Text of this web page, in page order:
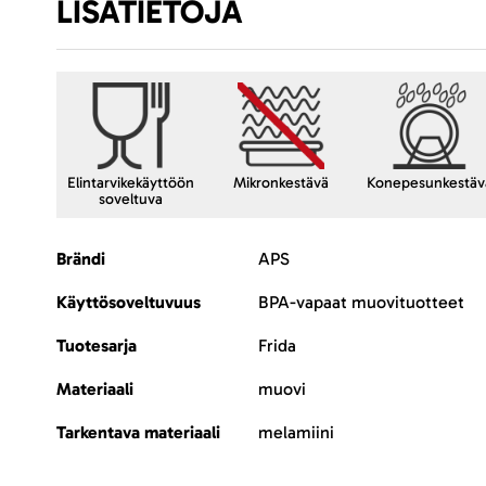
LISÄTIETOJA
Elintarvikekäyttöön
soveltuva
Mikronkestävä
Lisätietoja
Brändi APS
Käyttösoveltuvuus BPA-vapaat muovituotteet
Tuotesarja Frida
Materiaali muovi
Tarkentava materiaali melamiini